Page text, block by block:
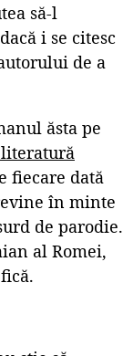
să-l
i se citesc
de a
ăsta pe
fiecare dată
în minte
de parodie.
al Romei,